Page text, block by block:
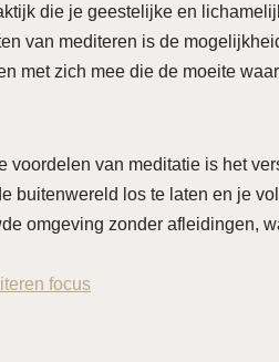
die je geestelijke en
van mediteren is de
met zich mee die de moeite
voordelen van meditatie is het
buitenwereld los te laten en je
omgeving zonder afleidingen,
focus